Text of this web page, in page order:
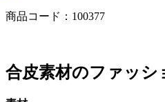
商品コード：100377
合皮素材のファッシ